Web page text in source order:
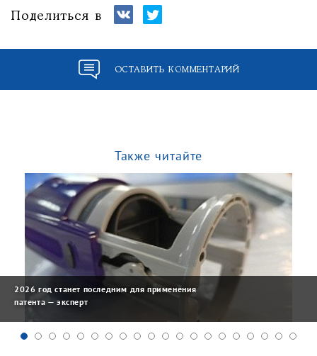
Поделиться в
ОСТАВИТЬ КОММЕНТАРИЙ
Также читайте
2026 год станет последним для применения
патента — эксперт